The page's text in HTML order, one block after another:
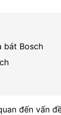
bát Bosch
đến vấn